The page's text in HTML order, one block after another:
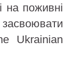
на поживні
Ukrainian